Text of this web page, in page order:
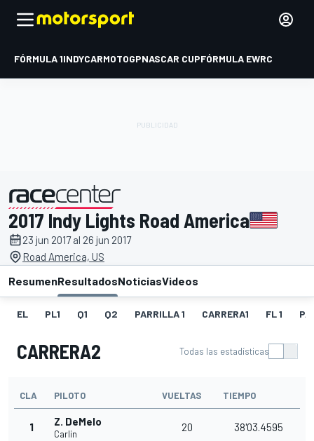
FÓRMULA 1INDYCARMOTOGPNASCAR CUPFÓRMULA EWRC
presentado por
2017 Indy Lights Road America
23 jun 2017 al 26 jun 2017
Road America, US
ResumenResultadosNoticiasVideos
EL PL1 Q1 Q2 PARRILLA 1 CARRERA1 FL 1
CARRERA2 Todas las estadísticas
CLA PILOTO VUELTAS TIEMPO
1 Z. DeMelo
Carlin
20 38'03.4595